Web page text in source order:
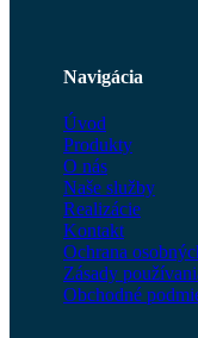
Navigácia
Úvod
Produkty
O nás
Naše služby
Realizácie
Kontakt
Ochrana
Zásady
Obchodné